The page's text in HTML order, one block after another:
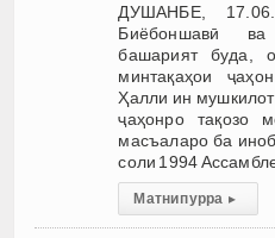
ДУШАНБЕ,
Биёбоншавӣ
башарият буда,
минтақаҳои
Ҳалли ин
ҷаҳонро тақозо
масъаларо ба
соли 1994
Матни пурра ▸